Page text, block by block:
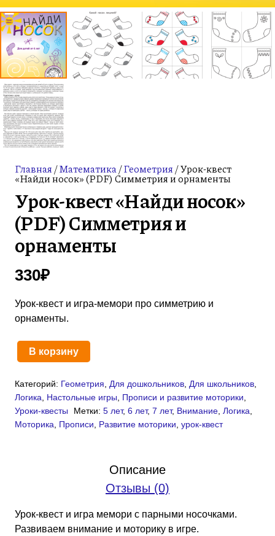
Главная/Математика/Геометрия/ Урок-квест
«Найди носок» (PDF) Симметрия и орнаменты
Урок-квест «Найди носок»
(PDF) Симметрия и
орнаменты
330₽
Урок-квест и игра-мемори про симметрию и
орнаменты.
Количество
Урок-
квест
«Найди
носок»
В корзину
Категорий: Геометрия Для дошкольников Для школьников
Логика
Настольные игры Прописи и развитие моторики
Уроки-квесты
Метки: 5 лет, 6 лет, 7 лет, Внимание, Логика
Моторика
Прописи Развитие моторики урок-квест
Описание
Отзывы (0)
Урок-квест и игра мемори с парными носочками.
Развиваем внимание и моторику в игре.